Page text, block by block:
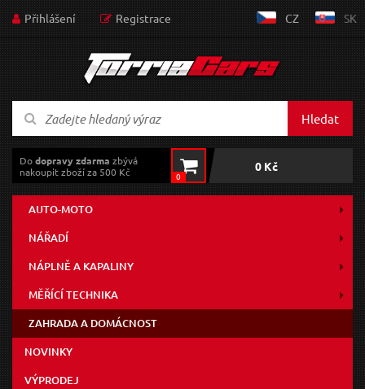
Přihlášení Registrace CZ SK
Hledat
Dodopravy zdarma zbývá
nakoupit zboží za 500 Kč
0
0 Kč
AUTO-MOTO
NÁŘADÍ
NÁPLNĚ A KAPALINY
MĚŘÍCÍ TECHNIKA
ZAHRADA A DOMÁCNOST
NOVINKY
VÝPRODEJ